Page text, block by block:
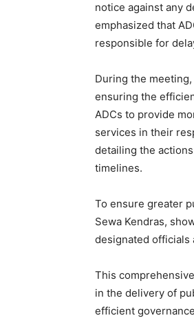
notice against any
emphasized that
responsible for
During the
ensuring the
ADCs to provide
services in their
detailing the
timelines.
To ensure greater
Sewa Kendras,
designated officials
This
in the delivery of
efficient